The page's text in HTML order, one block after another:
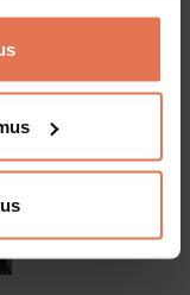
muziejus.